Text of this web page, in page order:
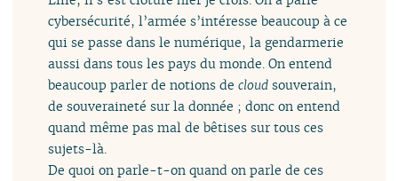
cybersécurité, l’armée s’intéresse beaucoup à ce
qui se passe dans le numérique, la gendarmerie
aussi dans tous les pays du monde. On entend
beaucoup parler de notions decloud souverain,
de souveraineté sur la donnée ; donc on entend
quand même pas mal de bêtises sur tous ces
sujets-là.
De quoi on parle-t-on quand on parle de ces